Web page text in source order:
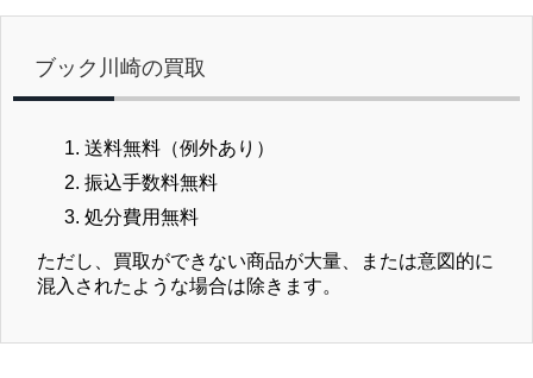
ブック川崎の買取
送料無料（例外あり）
振込手数料無料
処分費用無料
ただし、買取ができない商品が大量、または意図的に
混入されたような場合は除きます。